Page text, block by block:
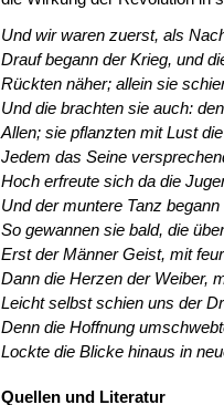
Und wir waren zuerst, als
Drauf begann der Krieg, und
Rückten näher; allein sie
Und die brachten sie auch:
Allen; sie pflanzten mit Lust
Jedem das Seine
Hoch erfreute sich da die
Und der muntere Tanz
So gewannen sie bald, die
Erst der Männer Geist, mit
Dann die Herzen der Weiber,
Leicht selbst schien uns der
Denn die Hoffnung
Lockte die Blicke hinaus in
Quellen und Literatur